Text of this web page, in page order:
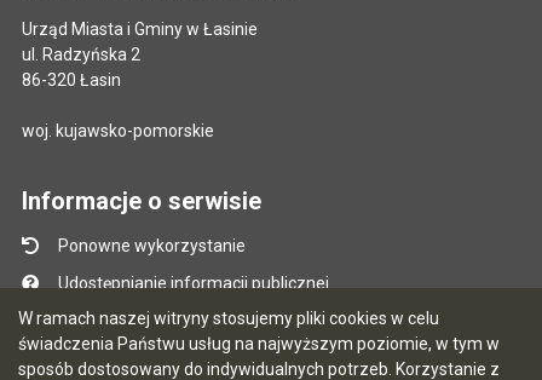
W ramach naszej witryny stosujemy pliki cookies w celu
świadczenia Państwu usług na najwyższym poziomie, w tym w
sposób dostosowany do indywidualnych potrzeb. Korzystanie z
Urząd Miasta i Gminy w Łasinie
ul. Radzyńska 2
86-320 Łasin
woj. kujawsko-pomorskie
Informacje o serwisie
Ponowne wykorzystanie
Udostępnianie informacji publicznej
Mapa serwisu
Instrukcja obsługi